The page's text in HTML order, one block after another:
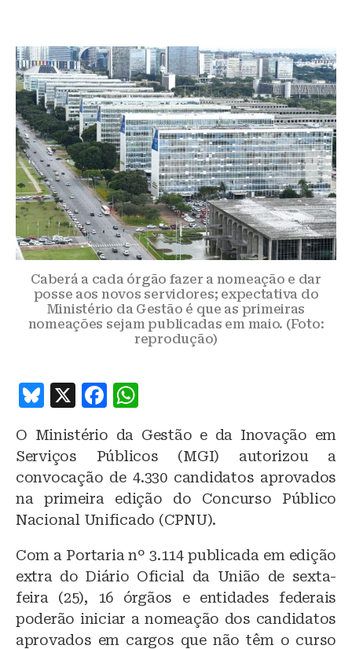
Caberá a cada órgão fazer a nomeação e dar
posse aos novos servidores; expectativa do
Ministério da Gestão é que as primeiras
nomeações sejam publicadas em maio. (Foto:
reprodução)
B
e
s
k
y
X
F
c
e
b
o
o
k
at
s
A
p
p
O Ministério da Gestão e da Inovação em
Serviços Públicos (MGI) autorizou a
convocação de 4.330 candidatos aprovados
na primeira edição do Concurso Público
Nacional Unificado (CPNU).
Com a Portaria nº 3.114 publicada em edição
extra do Diário Oficial da União de sexta-
feira (25), 16 órgãos e entidades federais
poderão iniciar a nomeação dos candidatos
aprovados em cargos que não têm o curso